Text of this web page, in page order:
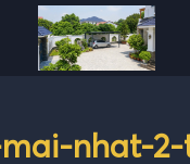
nhat-